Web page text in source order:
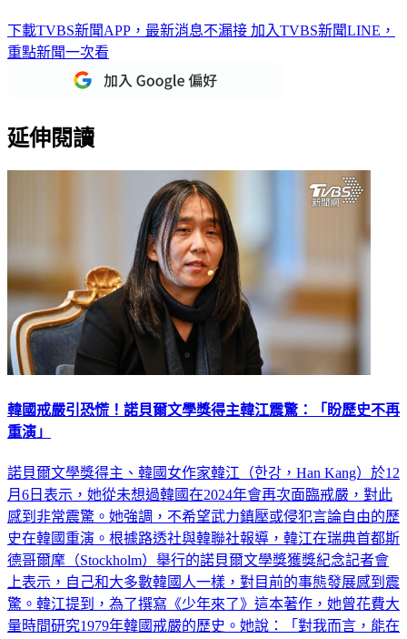
下載TVBS新聞APP，最新消息不漏接 加入TVBS新聞LINE，
重點新聞一次看
延伸閱讀
韓國戒嚴引恐慌！諾貝爾文學獎得主韓江震驚：「盼歷史不再
重演」
諾貝爾文學獎得主、韓國女作家韓江（한강，Han Kang）於12
月6日表示，她從未想過韓國在2024年會再次面臨戒嚴，對此
感到非常震驚。她強調，不希望武力鎮壓或侵犯言論自由的歷
史在韓國重演。根據路透社與韓聯社報導，韓江在瑞典首都斯
德哥爾摩（Stockholm）舉行的諾貝爾文學獎獲獎紀念記者會
上表示，自己和大多數韓國人一樣，對目前的事態發展感到震
驚。韓江提到，為了撰寫《少年來了》這本著作，她曾花費大
量時間研究1979年韓國戒嚴的歷史。她說：「對我而言，能在